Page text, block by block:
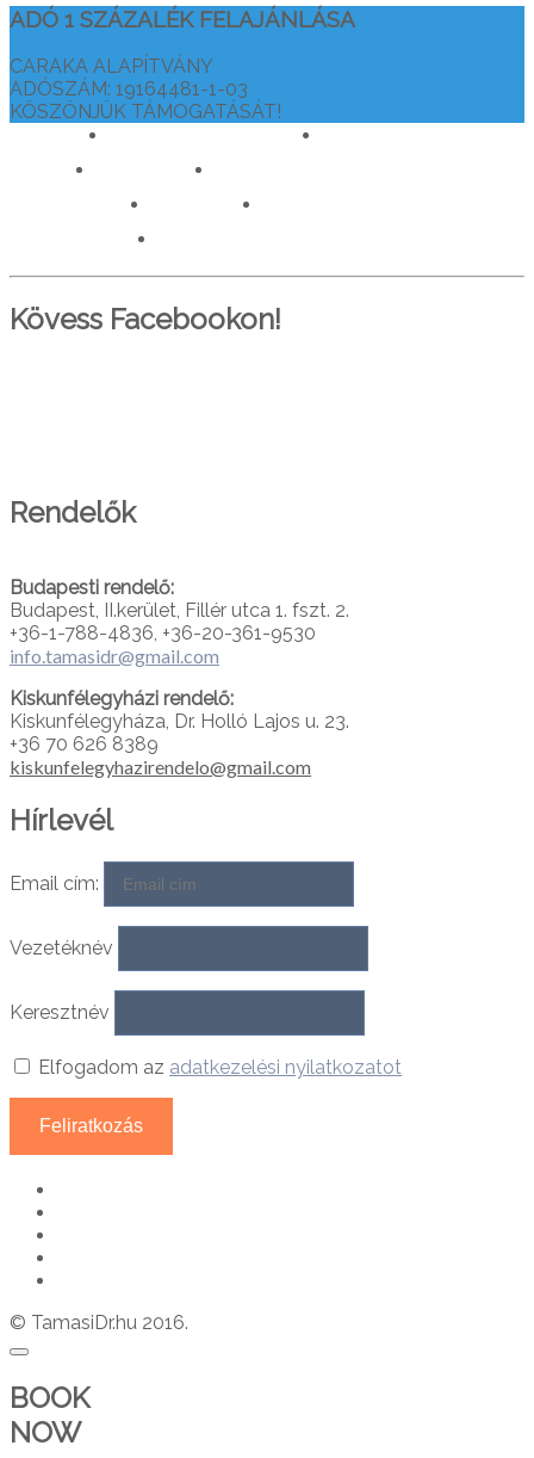
ADÓ 1 SZÁZALÉK FELAJÁNLÁSA
CARAKA ALAPÍTVÁNY
ADÓSZÁM: 19164481-1-03
KÖSZÖNJÜK TÁMOGATÁSÁT!
drtamasiajurveda.hu
caraka.hu
c911.info
Kövess Facebookon!
Rendelők
Budapesti rendelő:
Budapest, II.kerület, Fillér utca 1. fszt. 2.
+36-1-788-4836, +36-20-361-9530
info.tamasidr@gmail.com
Kiskunfélegyházi rendelő:
Kiskunfélegyháza, Dr. Holló Lajos u. 23.
+36 70 626 8389
kiskunfelegyhazirendelo@gmail.com
Hírlevél
Email cím:
Vezetéknév
Keresztnév
Elfogadom az adatkezelési nyilatkozatot
© TamasiDr.hu 2016.
BOOK
NOW